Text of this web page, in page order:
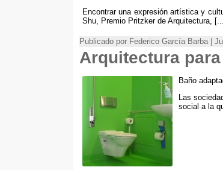
Encontrar una expresión artística y
Shu
Premio Pritzker de Arquitectura ,
Publicado por Federico García Barba |
Arquitectura
Baño
Las
social a la